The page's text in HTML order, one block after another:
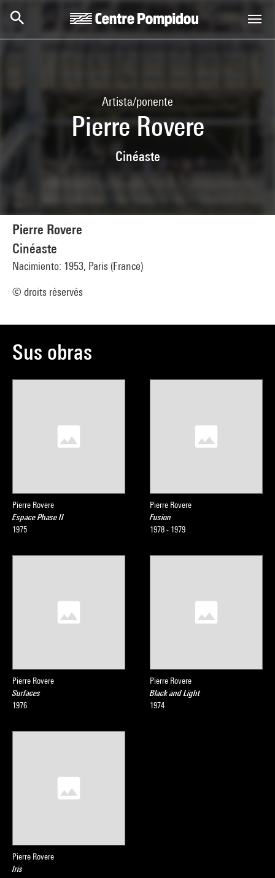
Artista/ponente
Pierre Rovere
Cinéaste
Pierre Rovere
Cinéaste
Nacimiento: 1953, Paris (France)
© droits réservés
Sus obras
Pierre Rovere
Espace Phase II
1975
Pierre Rovere
Fusion
1978 - 1979
Pierre Rovere
Surfaces
1976
Pierre Rovere
Black and Light
1974
Pierre Rovere
Iris